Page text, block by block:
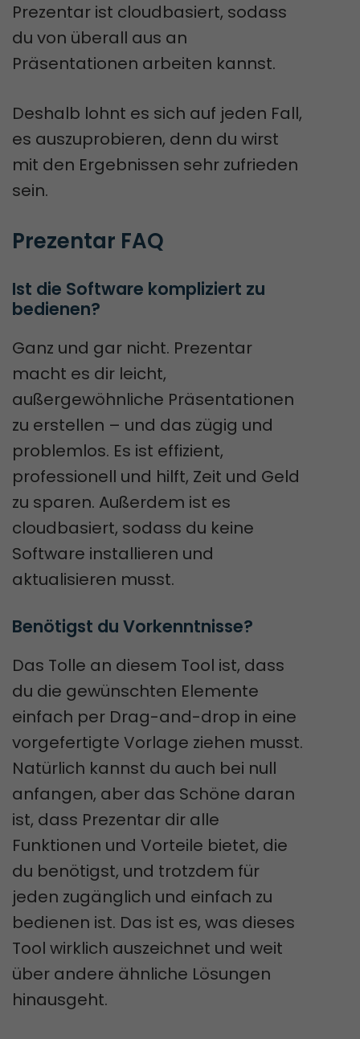
Prezentar ist cloudbasiert, sodass
du von überall aus an
Präsentationen arbeiten kannst.
Deshalb lohnt es sich auf jeden Fall,
es auszuprobieren, denn du wirst
mit den Ergebnissen sehr zufrieden
sein.
Prezentar FAQ
Ist die Software kompliziert zu
bedienen?
Ganz und gar nicht. Prezentar
macht es dir leicht,
außergewöhnliche Präsentationen
zu erstellen – und das zügig und
problemlos. Es ist effizient,
professionell und hilft, Zeit und Geld
zu sparen. Außerdem ist es
cloudbasiert, sodass du keine
Software installieren und
aktualisieren musst.
Benötigst du Vorkenntnisse?
Das Tolle an diesem Tool ist, dass
du die gewünschten Elemente
einfach per Drag-and-drop in eine
vorgefertigte Vorlage ziehen musst.
Natürlich kannst du auch bei null
anfangen, aber das Schöne daran
ist, dass Prezentar dir alle
Funktionen und Vorteile bietet, die
du benötigst, und trotzdem für
jeden zugänglich und einfach zu
bedienen ist. Das ist es, was dieses
Tool wirklich auszeichnet und weit
über andere ähnliche Lösungen
hinausgeht.